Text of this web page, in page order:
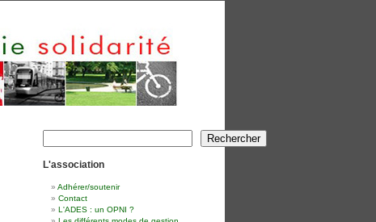
Rechercher Rechercher
L'association
Adhérer/soutenir
Contact
L'ADES : un OPNI ?